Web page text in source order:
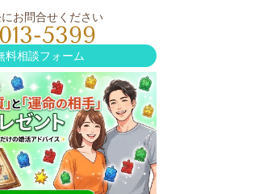
お問合せください
5399
料相談フォーム